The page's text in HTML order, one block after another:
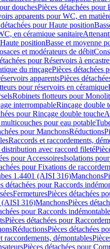
douchesPièces détachées
apparents pour WC, en
pour Haute position
en céramique sanitaireAttenant
positionBasse et moyenne
et modérateurs de débit
pour Réservoirs à
du rinçagePièces détachées
apparentsPièces
pour réservoirs en céramique
Robinets flotteurs pour
interrompableRinçage double
pour Rinçage double touche
pour eau potable
pour ManchonsRéductions
Raccords et raccordements,
avec raccord fileté
pour AccessoiresIsolations
pour Fixations de
1.4401 (AISI 316)Manchons
détachées pour Raccords
FermeturesPièces détachées
(AISI 316)ManchonsPièces
pour Raccords
Pièces détachées pour
RéductionsPièces détachées
raccordements, démontables
Pièces détachées pour